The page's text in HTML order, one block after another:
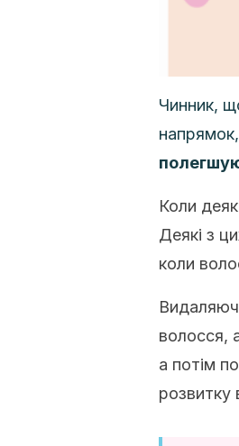
Чинник,
Коли
Деякі з
коли
волосся,
а потім
розвитку